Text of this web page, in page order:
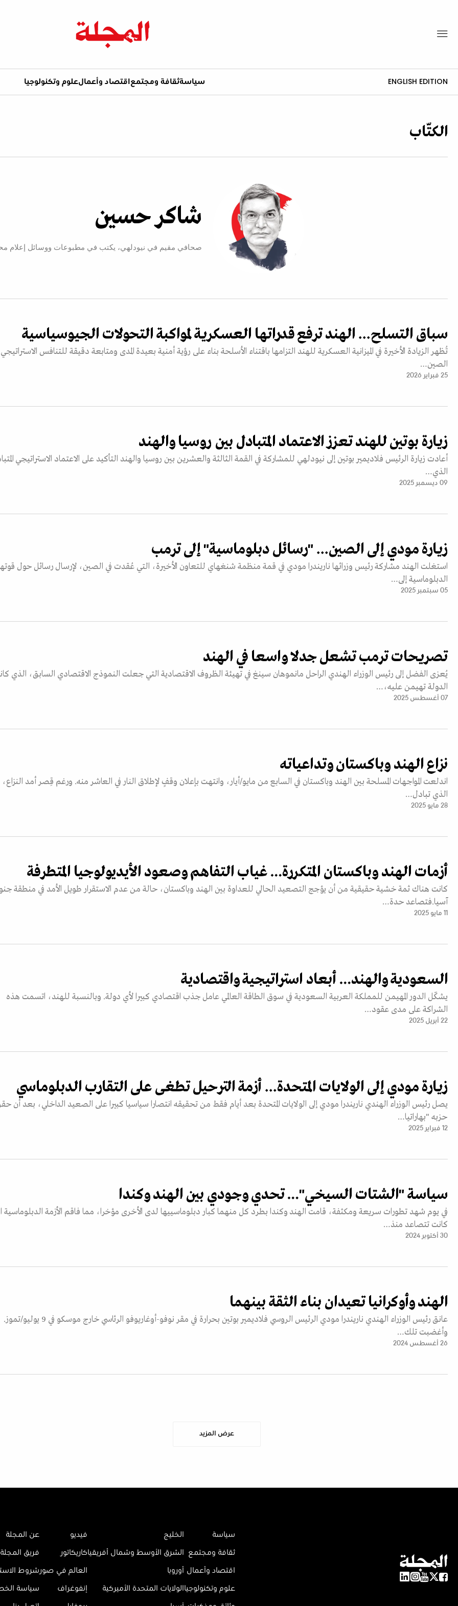
ENGLISH EDITION سياسةثقافة ومجتمع اقتصاد وأعمالعلوم وتكنولوجيا
الكتّاب
شاكر حسين
صحافي مقيم في نيودلهي، يكتب في مطبوعات ووسائل إعلام
سباق التسلح... الهند ترفع قدراتها العسكرية لمواكبة التحولات الجيوسياسية
تُظهر الزيادة الأخيرة في الميزانية العسكرية للهند التزامها باقتناء الأسلحة بناء على رؤية أمنية بعيدة المدى ومتابعة دقيقة للتنافس
الصين…
25 فبراير 2026
زيارة بوتين للهند تعزز الاعتماد المتبادل بين روسيا والهند
أعادت زيارة الرئيس فلاديمير بوتين إلى نيودلهي للمشاركة في القمة الثالثة والعشرين بين روسيا والهند التأكيد على الاعتماد الاستراتيجي
الذي…
09 ديسمبر 2025
زيارة مودي إلى الصين... "رسائل دبلوماسية" إلى ترمب
استغلت الهند مشاركة رئيس وزرائها ناريندرا مودي في قمة منظمة شنغهاي للتعاون الأخيرة، التي عُقدت في الصين، لإرسال رسائل حول
الدبلوماسية إلى…
05 سبتمبر 2025
تصريحات ترمب تشعل جدلا واسعا في الهند
يُعزى الفضل إلى رئيس الوزراء الهندي الراحل مانموهان سينغ في تهيئة الظروف الاقتصادية التي جعلت النموذج الاقتصادي السابق، الذي
الدولة تهيمن عليه،…
07 أغسطس 2025
نزاع الهند وباكستان وتداعياته
اندلعت المواجهات المسلحة بين الهند وباكستان في السابع من مايو/أيار، وانتهت بإعلان وقفٍ لإطلاق النار في العاشر منه. ورغم قِصر أمد النزاع،
الذي تبادل…
28 مايو 2025
أزمات الهند وباكستان المتكررة… غياب التفاهم وصعود الأيديولوجيا المتطرفة
كانت هناك ثمة خشية حقيقية من أن يؤجج التصعيد الحالي للعداوة بين الهند وباكستان، حالة من عدم الاستقرار طويل الأمد في منطقة
آسيا.فتصاعد حدة…
11 مايو 2025
السعودية والهند… أبعاد استراتيجية واقتصادية
يشكّل الدور المهيمن للمملكة العربية السعودية في سوق الطاقة العالمي عامل جذب اقتصادي كبيرا لأي دولة. وبالنسبة للهند، اتسمت هذه
الشراكة على مدى عقود…
22 أبريل 2025
زيارة مودي إلى الولايات المتحدة... أزمة الترحيل تطغى على التقارب الدبلوماسي
يصل رئيس الوزراء الهندي ناريندرا مودي إلى الولايات المتحدة بعد أيام فقط من تحقيقه انتصارا سياسيا كبيرا على الصعيد الداخلي، بعد أن
حزبه "بهاراتيا…
12 فبراير 2025
سياسة "الشتات السيخي"… تحدي وجودي بين الهند وكندا
في يوم شهد تطورات سريعة ومكثفة، قامت الهند وكندا بطرد كل منهما كبار دبلوماسييها لدى الأخرى مؤخرا، مما فاقم الأزمة الدبلوماسية
كانت تتصاعد منذ…
30 أكتوبر 2024
الهند وأوكرانيا تعيدان بناء الثقة بينهما
عانق رئيس الوزراء الهندي ناريندرا مودي الرئيس الروسي فلاديمير بوتين بحرارة في مقر نوفو-أوغاريوفو الرئاسي خارج موسكو في 9 يوليو/تموز.
وأغضبت تلك…
26 أغسطس 2024
عرض المزيد
سياسة
ثقافة ومجتمع
اقتصاد وأعمال
علوم وتكنولوجيا
الخليج
الشرق الأوسط وشمال أفريقيا
أوروبا
الولايات المتحدة الأميركية
فيديو
كاريكاتور
العالم في صور
إنفوغراف
عن المجلة
فريق المجلة
شروط
سياسة